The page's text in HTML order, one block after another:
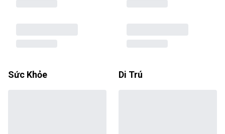
Sức Khỏe Di Trú